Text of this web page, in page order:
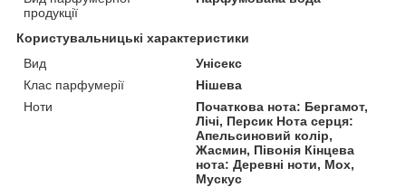
продукції
Користувальницькі характеристики
Вид
Унісекс
Клас парфумерії
Нішева
Ноти
Початкова нота: Бергамот,
Лічі, Персик Нота серця:
Апельсиновий колір,
Жасмин, Півонія Кінцева
нота: Деревні ноти, Мох,
Мускус